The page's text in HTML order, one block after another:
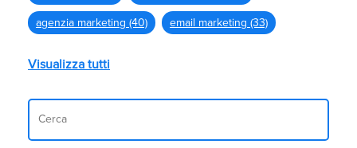
agenzia marketing (40) email marketing (33)
Visualizza tutti